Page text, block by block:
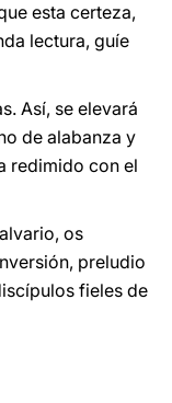
esta certeza,
lectura, guíe
Así, se elevará
de alabanza y
redimido con el
os
preludio
fieles de